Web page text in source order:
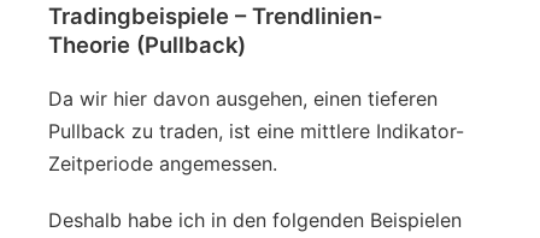
Tradingbeispiele – Trendlinien-
Theorie (Pullback)
Da wir hier davon ausgehen, einen tieferen
Pullback zu traden, ist eine mittlere Indikator-
Zeitperiode angemessen.
Deshalb habe ich in den folgenden Beispielen